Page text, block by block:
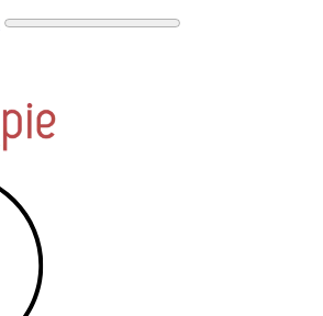
des cookies